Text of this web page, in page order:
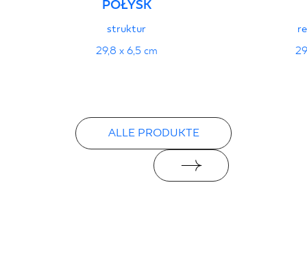
POŁYSK
struktur
29,8 x 6,5 cm
ALLE PRODUKTE